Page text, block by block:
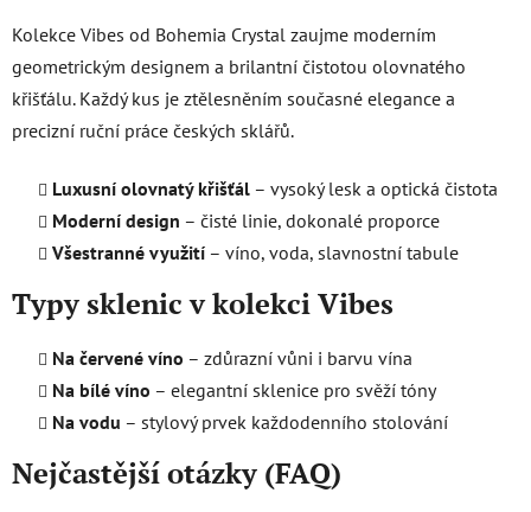
ý
p
i
s
u
Kolekce Vibes od Bohemia Crystal zaujme moderním
geometrickým designem a brilantní čistotou olovnatého
křišťálu. Každý kus je ztělesněním současné elegance a
precizní ruční práce českých sklářů.
Luxusní olovnatý křišťál – vysoký lesk a optická čistota
Moderní design – čisté linie, dokonalé proporce
Všestranné využití – víno, voda, slavnostní tabule
Typy sklenic v kolekci Vibes
Na červené víno – zdůrazní vůni i barvu vína
Na bílé víno – elegantní sklenice pro svěží tóny
Na vodu – stylový prvek každodenního stolování
Nejčastější otázky (FAQ)